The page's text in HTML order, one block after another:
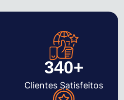
340+
Clientes Satisfeitos